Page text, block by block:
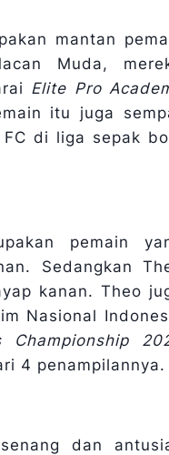
mantan
Muda,
Elite Pro
itu juga
di liga sepak
pemain
Sedangkan
kanan. Theo
Nasional
Championship
4
dan